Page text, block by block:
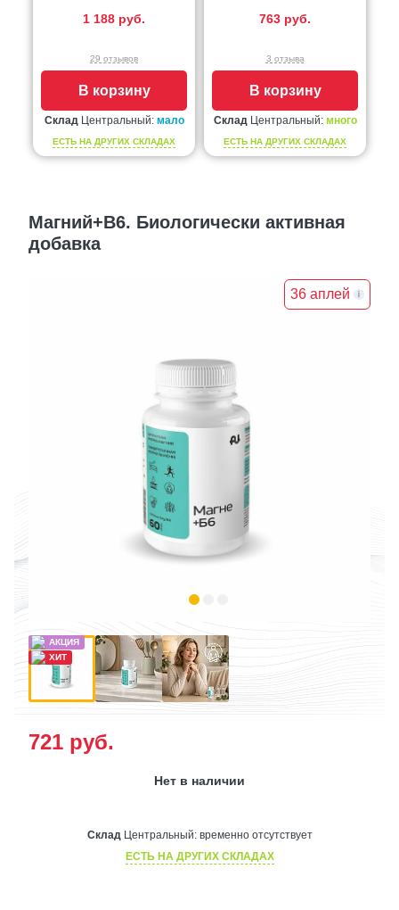
1 188 руб.
29 отзывов
В корзину
СкладЦентральный: мало
ЕСТЬ НА ДРУГИХ СКЛАДАХ
763 руб.
3 отзыва
В корзину
СкладЦентральный: много
ЕСТЬ НА ДРУГИХ СКЛАДАХ
Магний+В6. Биологически активная
добавка
36 аплей
721 руб.
Нет в наличии
СкладЦентральный: временно отсутствует
ЕСТЬ НА ДРУГИХ СКЛАДАХ